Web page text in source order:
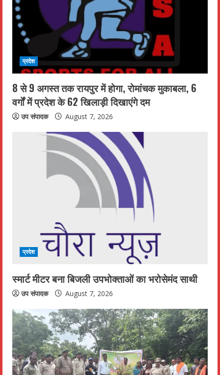
a
n
g
प्रदेश
8 से 9 अगस्त तक रायपुर में होगा, रोमांचक मुकाबला, 6
वर्गों में प्रदेश के 62 खिलाड़ी दिखाएंगे दम
उप संपादक August 7, 2026
प्रदेश
स्मार्ट मीटर बना बिजली उपभोक्ताओं का भरोसेमंद साथी
उप संपादक August 7, 2026